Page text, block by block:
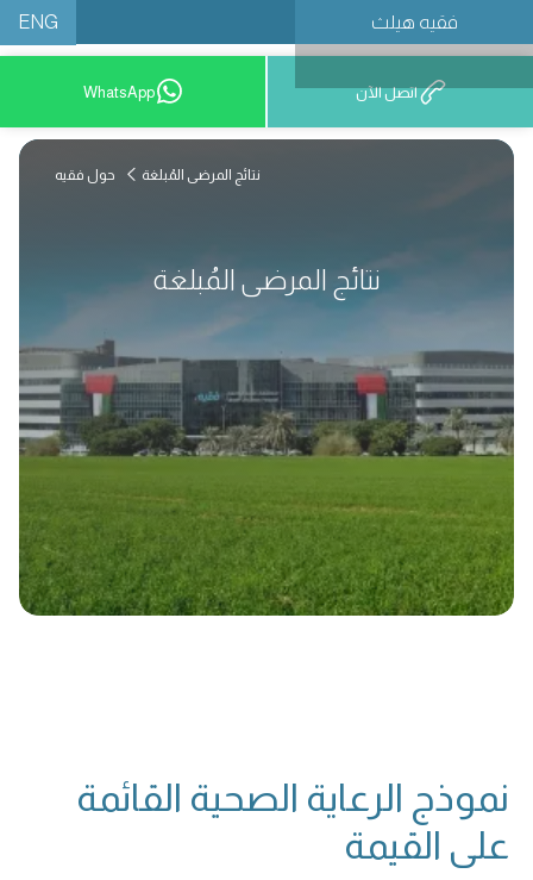
فقيه هيلث ENG
احجز موعدًا اتصل الآن WhatsApp
حول فقيه نتائج المرضى المُبلغة
نتائج المرضى المُبلغة
نموذج الرعاية الصحية القائمة
على القيمة